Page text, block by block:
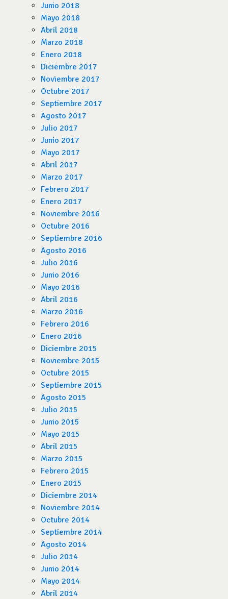
Junio 2018
Mayo 2018
Abril 2018
Marzo 2018
Enero 2018
Diciembre 2017
Noviembre 2017
Octubre 2017
Septiembre 2017
Agosto 2017
Julio 2017
Junio 2017
Mayo 2017
Abril 2017
Marzo 2017
Febrero 2017
Enero 2017
Noviembre 2016
Octubre 2016
Septiembre 2016
Agosto 2016
Julio 2016
Junio 2016
Mayo 2016
Abril 2016
Marzo 2016
Febrero 2016
Enero 2016
Diciembre 2015
Noviembre 2015
Octubre 2015
Septiembre 2015
Agosto 2015
Julio 2015
Junio 2015
Mayo 2015
Abril 2015
Marzo 2015
Febrero 2015
Enero 2015
Diciembre 2014
Noviembre 2014
Octubre 2014
Septiembre 2014
Agosto 2014
Julio 2014
Junio 2014
Mayo 2014
Abril 2014